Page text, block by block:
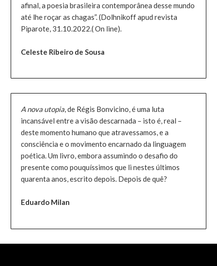
afinal, a poesia brasileira contemporânea desse mundo
até lhe roçar as chagas”. (Dolhnikoff apud revista
Piparote, 31.10.2022.( On line).
Celeste Ribeiro de Sousa
A nova utopia, de Régis Bonvicino, é uma luta
incansável entre a visão descarnada – isto é, real –
deste momento humano que atravessamos, e a
consciência e o movimento encarnado da linguagem
poética. Um livro, embora assumindo o desafio do
presente como pouquíssimos que li nestes últimos
quarenta anos, escrito depois. Depois de quê?
Eduardo Milan